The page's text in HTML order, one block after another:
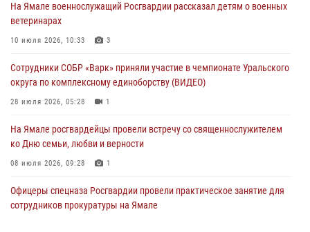
На Полярном круге Росгвардия обеспечила безопасность турнира
27 июля 2026, 09:04
На Ямале военнослужащий Росгвардии рассказал детям о военных
ветеринарах
10 июля 2026, 10:33 3
Сотрудники СОБР «Варк» приняли участие в чемпионате Уральского
округа по комплексному единоборству (ВИДЕО)
28 июля 2026, 05:28 1
На Ямале росгвардейцы провели встречу со священнослужителем
ко Дню семьи, любви и верности
08 июля 2026, 09:28 1
Офицеры спецназа Росгвардии провели практическое занятие для
сотрудников прокуратуры на Ямале